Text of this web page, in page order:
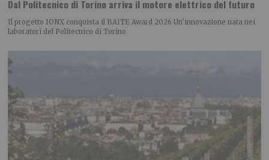
Dal Politecnico di Torino arriva il motore elettrico del futuro
Il progetto IONX conquista il BAITE Award 2026 Un’innovazione nata nei
laboratori del Politecnico di Torino